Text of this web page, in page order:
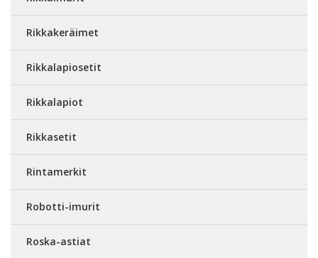
Rikkakeräimet
Rikkalapiosetit
Rikkalapiot
Rikkasetit
Rintamerkit
Robotti-imurit
Roska-astiat